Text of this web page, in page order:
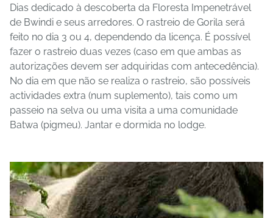
Dias dedicado à descoberta da Floresta Impenetrável
de Bwindi e seus arredores. O rastreio de Gorila será
feito no dia 3 ou 4, dependendo da licença. É possível
fazer o rastreio duas vezes (caso em que ambas as
autorizações devem ser adquiridas com antecedência).
No dia em que não se realiza o rastreio, são possíveis
actividades extra (num suplemento), tais como um
passeio na selva ou uma visita a uma comunidade
Batwa (pigmeu). Jantar e dormida no lodge.